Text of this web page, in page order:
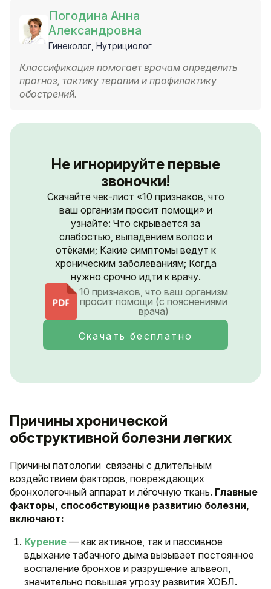
Погодина Анна
Александровна
Гинеколог, Нутрициолог
Классификация помогает врачам определить
прогноз, тактику терапии и профилактику
обострений.
Не игнорируйте первые
звоночки!
Скачайте чек-лист «10 признаков, что
ваш организм просит помощи» и
узнайте: Что скрывается за
слабостью, выпадением волос и
отёками; Какие симптомы ведут к
хроническим заболеваниям; Когда
нужно срочно идти к врачу.
10 признаков, что ваш организм
просит помощи (с пояснениями
врача)
Скачать бесплатно
Причины хронической
обструктивной болезни легких
Причины патологии связаны с длительным
воздействием факторов, повреждающих
бронхолегочный аппарат и лёгочную ткань. Главные
факторы, способствующие развитию болезни,
включают:
Курение — как активное, так и пассивное
вдыхание табачного дыма вызывает постоянное
воспаление бронхов и разрушение альвеол,
значительно повышая угрозу развития ХОБЛ.